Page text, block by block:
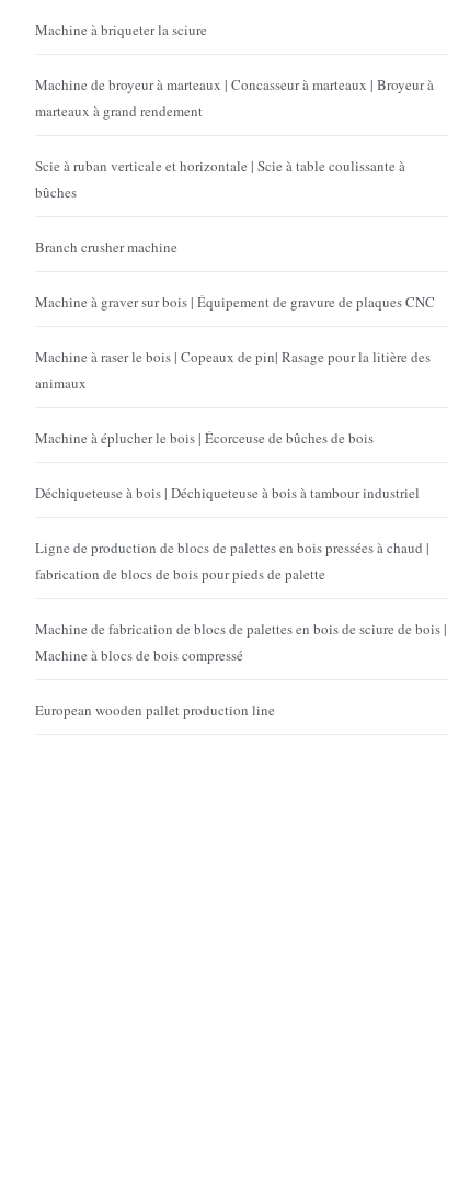
Machine à briqueter la sciure
Machine de broyeur à marteaux | Concasseur à marteaux | Broyeur à
marteaux à grand rendement
Scie à ruban verticale et horizontale | Scie à table coulissante à
bûches
Branch crusher machine
Machine à graver sur bois | Équipement de gravure de plaques CNC
Machine à raser le bois | Copeaux de pin| Rasage pour la litière des
animaux
Machine à éplucher le bois | Écorceuse de bûches de bois
Déchiqueteuse à bois | Déchiqueteuse à bois à tambour industriel
Ligne de production de blocs de palettes en bois pressées à chaud |
fabrication de blocs de bois pour pieds de palette
Machine de fabrication de blocs de palettes en bois de sciure de bois |
Machine à blocs de bois compressé
European wooden pallet production line